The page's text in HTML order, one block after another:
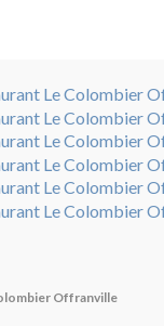
Offranville